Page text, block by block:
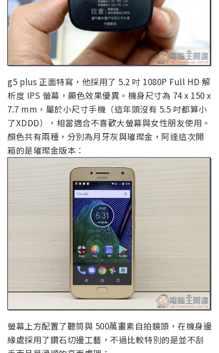
g5 plus 正面特寫，他採用了 5.2 吋 1080P Full HD 解
析度 IPS 螢幕，顯色效果優異。機身尺寸為 74 x 150 x
7.7 mm，屬於小尺寸手機（這年頭沒有 5.5 吋都算小
了XDDD），相當適合不喜歡大螢幕與女性朋友使用。
顏色共有兩種，分別為月牙灰與璀璨金，阿達這次開
箱的是璀璨金版本：
螢幕上方配置了聽筒與 500萬畫素自拍鏡頭，在機身邊
緣處採用了鑽石切邊工藝，不過比較特別的是並不刮